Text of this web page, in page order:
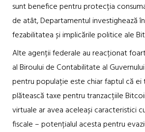
sunt benefice pentru protecția
de atât, Departamentul investighează
fezabilitatea și implicările politice ale
Alte agenții federale au reacționat
al Biroului de Contabilitate al
pentru populație este chiar faptul că ei
plătească taxe pentru tranzacțiile
virtuale ar avea aceleași caracteristici
fiscale – potențialul acesta pentru